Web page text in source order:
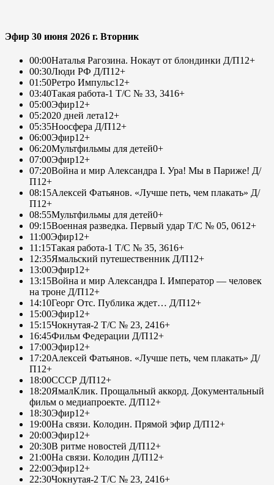
Эфир 30 июня 2026 г. Вторник
00:00Наталья Рагозина. Нокаут от блондинки Д/П12+
00:30Люди РФ Д/П12+
01:50Ретро Импульс12+
03:40Такая работа-1 Т/С № 33, 3416+
05:00Эфир12+
05:2020 дней лета12+
05:35Ноосфера Д/П12+
06:00Эфир12+
06:20Мультфильмы для детей0+
07:00Эфир12+
07:20Война и мир Александра I. Ура! Мы в Париже! Д/
П12+
08:15Алексей Фатьянов. «Лучше петь, чем плакать» Д/
П12+
08:55Мультфильмы для детей0+
09:15Военная разведка. Первый удар Т/С № 05, 0612+
11:00Эфир12+
11:15Такая работа-1 Т/С № 35, 3616+
12:35Ямальский путешественник Д/П12+
13:00Эфир12+
13:15Война и мир Александра I. Император — человек
на троне Д/П12+
14:10Георг Отс. Публика ждет… Д/П12+
15:00Эфир12+
15:15Чокнутая-2 Т/С № 23, 2416+
16:45Фильм Федерации Д/П12+
17:00Эфир12+
17:20Алексей Фатьянов. «Лучше петь, чем плакать» Д/
П12+
18:00СССР Д/П12+
18:20ЯмалКлик. Прощальный аккорд. Документальный
фильм о медиапроекте. Д/П12+
18:30Эфир12+
19:00На связи. Колодин. Прямой эфир Д/П12+
20:00Эфир12+
20:30В ритме новостей Д/П12+
21:00На связи. Колодин Д/П12+
22:00Эфир12+
22:30Чокнутая-2 Т/С № 23, 2416+